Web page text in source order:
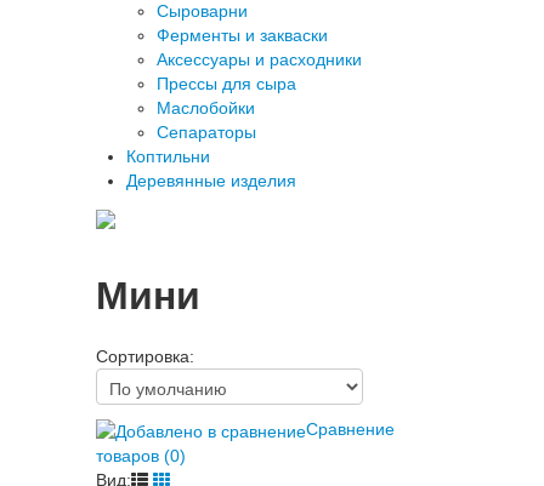
Сыроварни
Ферменты и закваски
Аксессуары и расходники
Прессы для сыра
Маслобойки
Сепараторы
Коптильни
Деревянные изделия
Мини
Сортировка:
Сравнение
товаров (0)
Вид: